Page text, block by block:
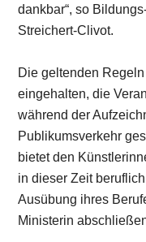
dankbar“, so
Streichert-Clivot.
Die geltenden
eingehalten, die
während der
Publikumsverkehr
bietet den
in dieser Zeit
Ausübung ihres
Ministerin